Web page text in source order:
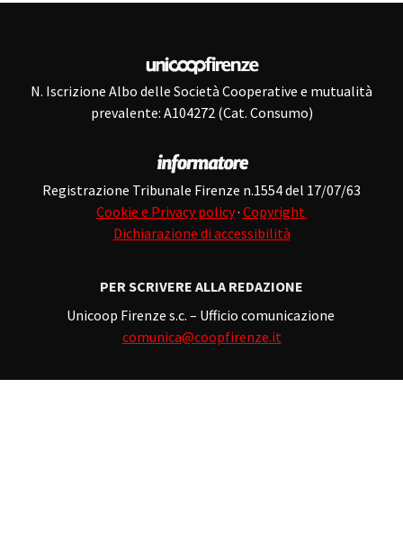
N. Iscrizione Albo delle Società Cooperative e mutualità
prevalente: A104272 (Cat. Consumo)
Registrazione Tribunale Firenze n.1554 del 17/07/63
Cookie e Privacy policy· Copyright
Dichiarazione di accessibilità
PER SCRIVERE ALLA REDAZIONE
Unicoop Firenze s.c. – Ufficio comunicazione
comunica@coopfirenze.it